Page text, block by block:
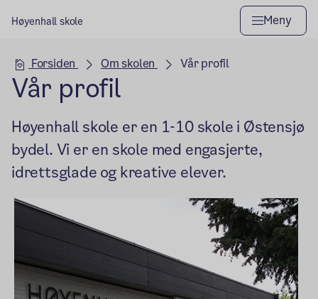
Høyenhall skole Meny
Hovedseksjon
Forsiden Om skolen Vår profil
Vår profil
Høyenhall skole er en 1-10 skole i Østensjø
bydel. Vi er en skole med engasjerte,
idrettsglade og kreative elever.